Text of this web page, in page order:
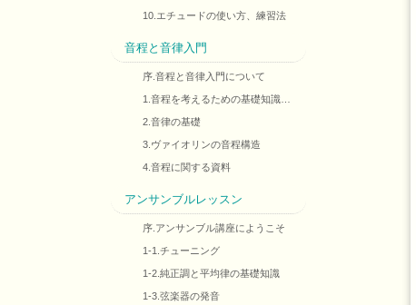
10.エチュードの使い方、練習法
音程と音律入門
序.音程と音律入門について
1.音程を考えるための基礎知識…
2.音律の基礎
3.ヴァイオリンの音程構造
4.音程に関する資料
アンサンブルレッスン
序.アンサンブル講座にようこそ
1-1.チューニング
1-2.純正調と平均律の基礎知識
1-3.弦楽器の発音